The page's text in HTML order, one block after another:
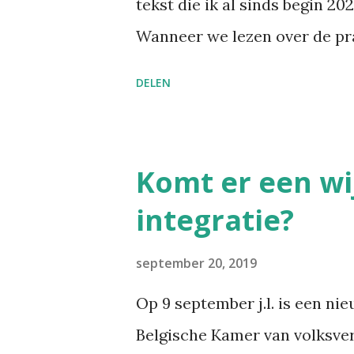
moeilijk is om het overzicht
tekst die ik al sinds begin
Wanneer we lezen over de
zelf in die cultuur verweven
gegeven toch even kaderen.
China ontwikkeld tijdens de
DELEN
Komt er een
integratie?
september 20, 2019
Op 9 september j.l. is een
Belgische Kamer van